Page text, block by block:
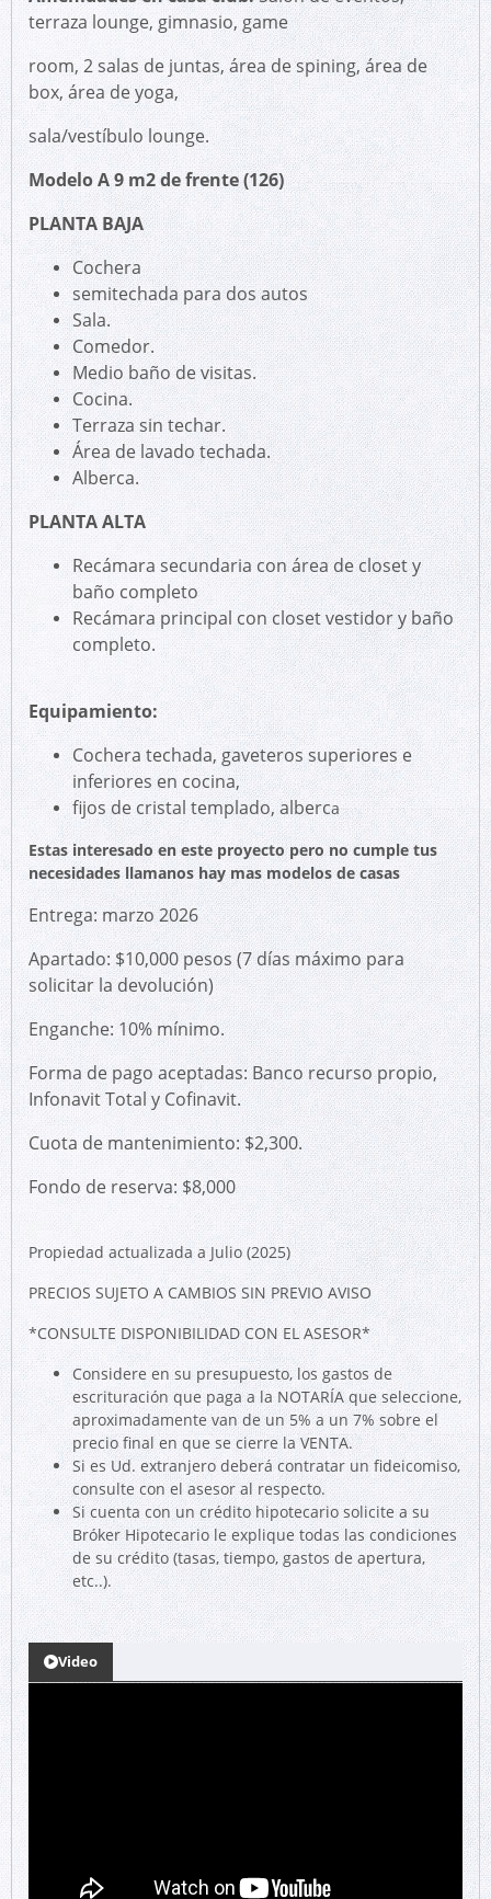
terraza lounge, gimnasio, game
room, 2 salas de juntas, área de spining, área de
box, área de yoga,
sala/vestíbulo lounge.
Modelo A 9 m2 de frente (126)
PLANTA BAJA
Cochera
semitechada para dos autos
Sala.
Comedor.
Medio baño de visitas.
Cocina.
Terraza sin techar.
Área de lavado techada.
Alberca.
PLANTA ALTA
Recámara secundaria con área de closet y
baño completo
Recámara principal con closet vestidor y baño
completo.
Equipamiento:
Cochera techada, gaveteros superiores e
inferiores en cocina,
fijos de cristal templado, alberca
Estas interesado en este proyecto pero no cumple tus
necesidades llamanos hay mas modelos de casas
Entrega: marzo 2026
Apartado: $10,000 pesos (7 días máximo para
solicitar la devolución)
Enganche: 10% mínimo.
Forma de pago aceptadas: Banco recurso propio,
Infonavit Total y Cofinavit.
Cuota de mantenimiento: $2,300.
Fondo de reserva: $8,000
Propiedad actualizada a Julio (2025)
PRECIOS SUJETO A CAMBIOS SIN PREVIO AVISO
*CONSULTE DISPONIBILIDAD CON EL ASESOR*
Considere en su presupuesto, los gastos de
escrituración que paga a la NOTARÍA que seleccione,
aproximadamente van de un 5% a un 7% sobre el
precio final en que se cierre la VENTA.
Si es Ud. extranjero deberá contratar un fideicomiso,
consulte con el asesor al respecto.
Si cuenta con un crédito hipotecario solicite a su
Bróker Hipotecario le explique todas las condiciones
de su crédito (tasas, tiempo, gastos de apertura,
etc..).
Video